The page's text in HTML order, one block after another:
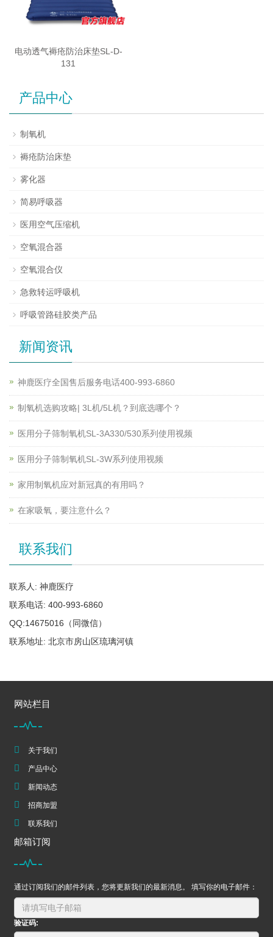
电动透气褥疮防治床垫SL-D-
131
产品中心
制氧机
褥疮防治床垫
雾化器
简易呼吸器
医用空气压缩机
空氧混合器
空氧混合仪
急救转运呼吸机
呼吸管路硅胶类产品
新闻资讯
神鹿医疗全国售后服务电话400-993-6860
制氧机选购攻略| 3L机/5L机？到底选哪个？
医用分子筛制氧机SL-3A330/530系列使用视频
医用分子筛制氧机SL-3W系列使用视频
家用制氧机应对新冠真的有用吗？
在家吸氧，要注意什么？
联系我们
联系人: 神鹿医疗
联系电话: 400-993-6860
QQ:14675016（同微信）
联系地址: 北京市房山区琉璃河镇
网站栏目
关于我们
产品中心
新闻动态
招商加盟
联系我们
邮箱订阅
通过订阅我们的邮件列表，您将更新我们的最新消息。 填写你的电子邮件：
验证码: